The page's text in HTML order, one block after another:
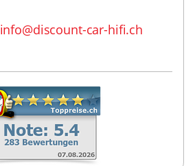
info@discount-car-hifi.ch